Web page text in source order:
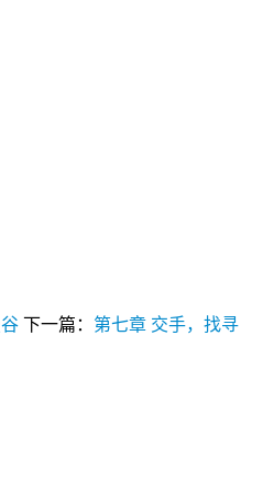
下一篇： 第七章 交手，找寻